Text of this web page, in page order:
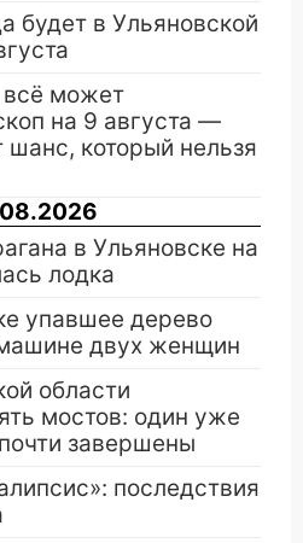
будет в Ульяновской
всё может
на 9 августа —
шанс, который нельзя
в Ульяновске на
лодка
упавшее дерево
двух женщин
области
мостов: один уже
завершены
последствия